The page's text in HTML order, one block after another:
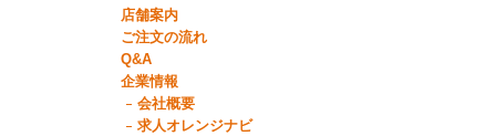
店舗案内
ご注文の流れ
Q&A
企業情報
会社概要
求人オレンジナビ